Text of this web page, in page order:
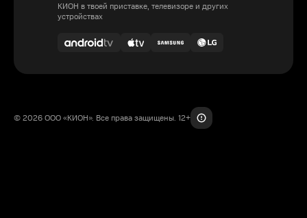
КИОН в твоей приставке, телевизоре и других
устройствах
© 2026 ООО «КИОН». Все права защищены. 12+